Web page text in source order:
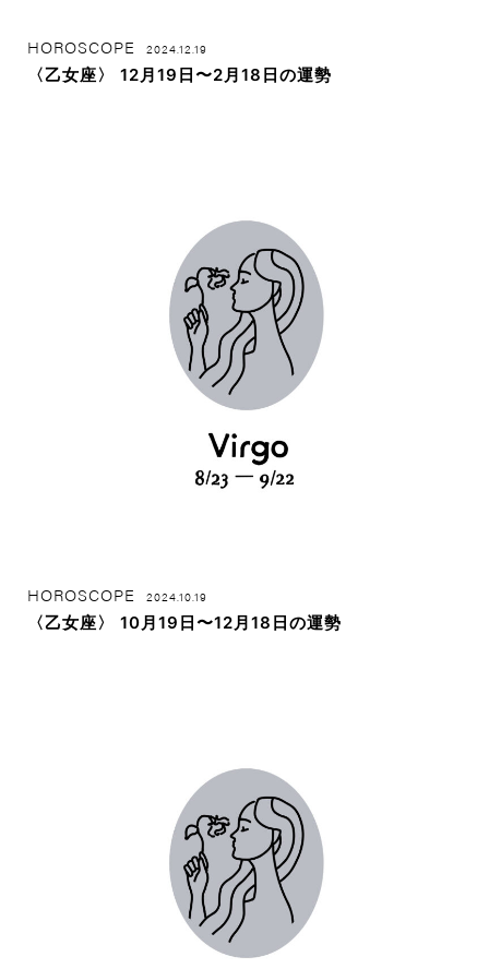
HOROSCOPE 2024.12.19
〈乙女座〉 12月19日〜2月18日の運勢
HOROSCOPE 2024.10.19
〈乙女座〉 10月19日〜12月18日の運勢